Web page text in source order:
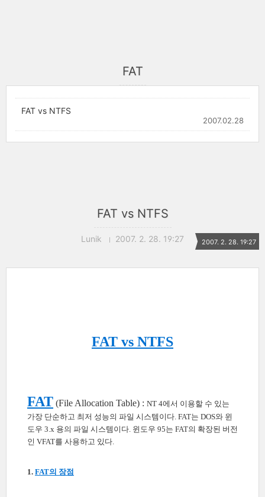
FAT
FAT vs NTFS
2007.02.28
FAT vs NTFS
Lunik 2007. 2. 28. 19:27 2007. 2. 28. 19:27
FAT vs NTFS
FAT (File Allocation Table) : NT 4에서 이용할 수 있는
가장 단순하고 최저 성능의 파일 시스템이다. FAT는 DOS와 윈
도우 3.x 용의 파일 시스템이다. 윈도우 95는 FAT의 확장된 버전
인 VFAT를 사용하고 있다.
1. FAT의 장점